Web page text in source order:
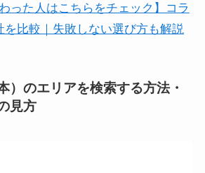
った人はこちらをチェック】コラ
を比較｜失敗しない選び方も解説
）のエリアを検索する方法・
見方